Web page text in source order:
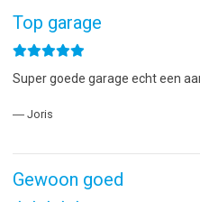
Top garage
Super goede garage echt een
― Joris
Gewoon goed